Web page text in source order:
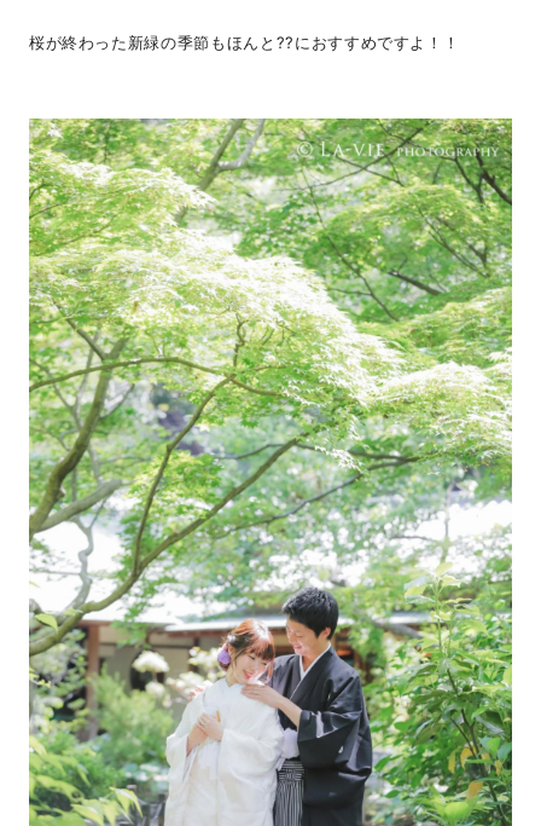
桜が終わった新緑の季節もほんと??におすすめですよ！！